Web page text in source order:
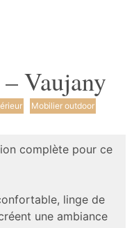
Vaujany
Mobilier outdoor
complète pour ce
linge de
une ambiance